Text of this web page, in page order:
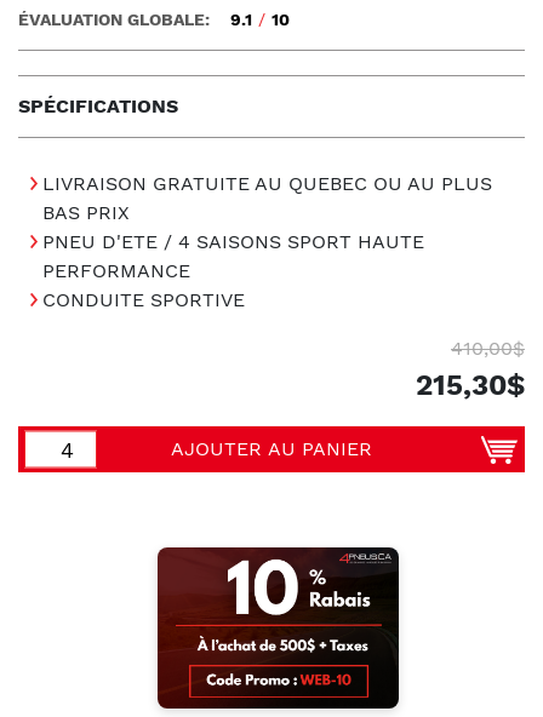
SPÉCIFICATIONS
ÉVALUATION GLOBALE: 9.1 / 10
LIVRAISON GRATUITE AU QUEBEC OU AU PLUS
BAS PRIX
PNEU D'ETE / 4 SAISONS SPORT HAUTE
PERFORMANCE
CONDUITE SPORTIVE
410,00$
215,30$
AJOUTER AU PANIER